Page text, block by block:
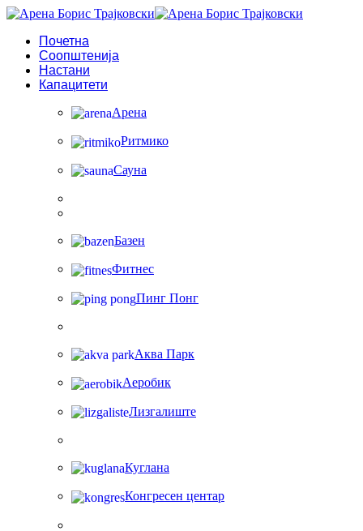
Почетна
Соопштенија
Настани
Капацитети
Арена
Ритмико
Сауна
Базен
Фитнес
Пинг Понг
Аква Парк
Аеробик
Лизгалиште
Куглана
Конгресен центар